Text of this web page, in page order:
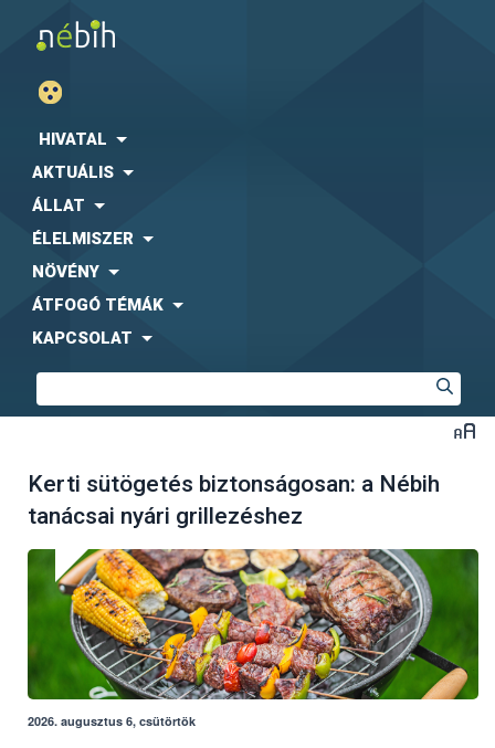
HIVATAL
AKTUÁLIS
ÁLLAT
ÉLELMISZER
NÖVÉNY
ÁTFOGÓ TÉMÁK
KAPCSOLAT
Kerti sütögetés biztonságosan: a Nébih
tanácsai nyári grillezéshez
2026. augusztus 6, csütörtök